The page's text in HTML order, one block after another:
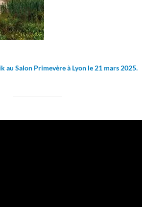
au Salon Primevère à Lyon le 21 mars 2025.